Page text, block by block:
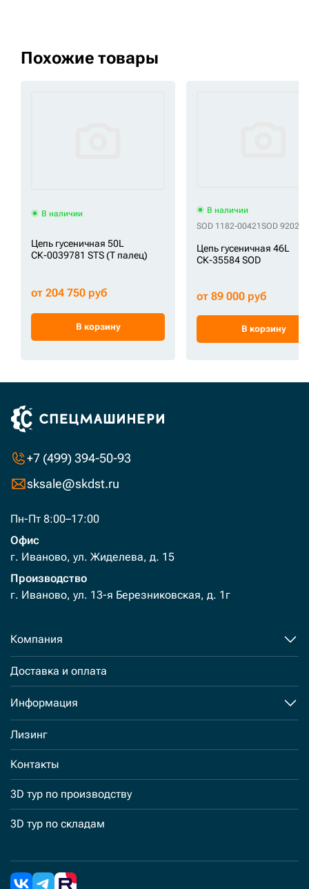
Похожие товары
В наличии
Цепь гусеничная 50L
СК-0039781 STS (Т палец)
от 204 750 руб
В корзину
В наличии
SOD 1182-00421SOD
Цепь гусеничная 46L
СК-35584 SOD
от 89 000 руб
В корзину
+7 (499) 394-50-93
sksale@skdst.ru
Пн-Пт 8:00–17:00
Офис
г. Иваново, ул. Жиделева, д. 15
Производство
г. Иваново, ул. 13-я Березниковская, д. 1г
Компания
Доставка и оплата
Информация
Лизинг
Контакты
3D тур по производству
3D тур по складам